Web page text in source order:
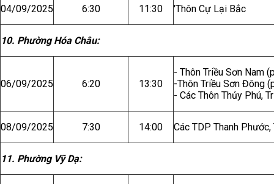
04/09/2025 6:30 11:30 'Thôn Cự Lại Bắc
10. Phường Hóa Châu:
06/09/2025 6:20 13:30
- Thôn Triều Sơn Nam
-Thôn Triều Sơn Đông
- Các Thôn Thủy Phú,
08/09/2025 7:30 14:00 Các TDP Thanh
11. Phường Vỹ Dạ: